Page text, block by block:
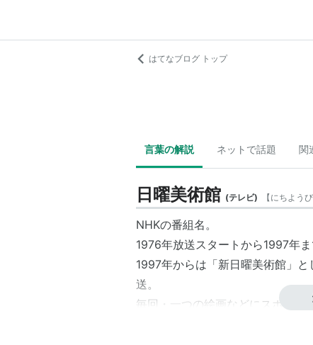
はてなブログ トップ
言葉の解説 ネットで話題 関
日曜美術館 (テレビ) 【にちよう
NHKの番組名。
1976年放送スタートから1997年
1997年からは「新日曜美術館」
送。
毎回・一つの絵画などにスポット